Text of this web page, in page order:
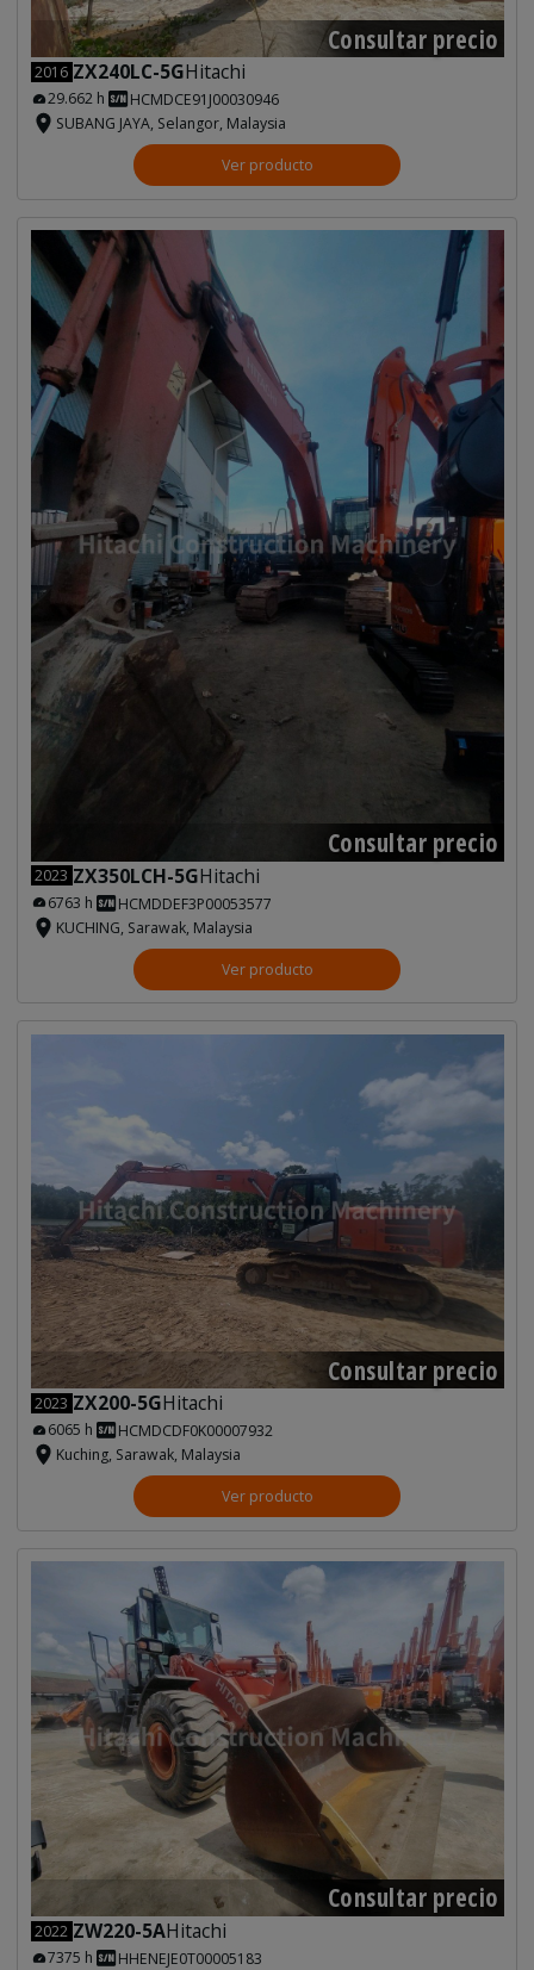
Consultar precio
2016 ZX240LC-5GHitachi
29.662 h
HCMDCE91J00030946
SUBANG JAYA, Selangor, Malaysia
Ver producto
Consultar precio
2023 ZX350LCH-5GHitachi
6763 h
HCMDDEF3P00053577
KUCHING, Sarawak, Malaysia
Ver producto
Consultar precio
2023 ZX200-5GHitachi
6065 h
HCMDCDF0K00007932
Kuching, Sarawak, Malaysia
Ver producto
Consultar precio
2022 ZW220-5AHitachi
7375 h
HHENEJE0T00005183